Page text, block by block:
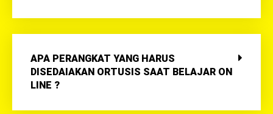
APA PERANGKAT YANG HARUS
DISEDAIAKAN ORTUSIS SAAT BELAJAR ON
LINE ?